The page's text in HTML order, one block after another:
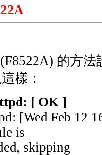
的方
樣：
[ OK ]
[Wed Feb 12
is
skipping